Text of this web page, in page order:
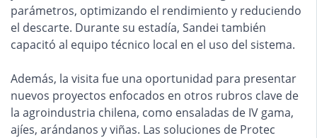
parámetros, optimizando el rendimiento y reduciendo
el descarte. Durante su estadía, Sandei también
capacitó al equipo técnico local en el uso del sistema.
Además, la visita fue una oportunidad para presentar
nuevos proyectos enfocados en otros rubros clave de
la agroindustria chilena, como ensaladas de IV gama,
ajíes, arándanos y viñas. Las soluciones de Protec